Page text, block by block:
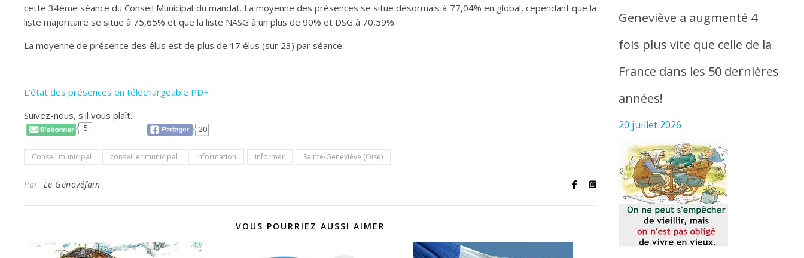
cette 34ème séance du Conseil Municipal du mandat. La moyenne des présences se situe désormais à 77,04% en global, cependant que la
liste majoritaire se situe à 75,65% et que la liste NASG à un plus de 90% et DSG à 70,59%.
La moyenne de présence des élus est de plus de 17 élus (sur 23) par séance.
L’état des présences en téléchargeable PDF
Suivez-nous, s'il vous plaît...
5 20
Conseil municipal conseiller municipal information informer Sainte-Geneviève (Oise)
Par Le Génovéfain
VOUS POURRIEZ AUSSI AIMER
Geneviève a augmenté 4
fois plus vite que celle de la
France dans les 50 dernières
années!
20 juillet 2026